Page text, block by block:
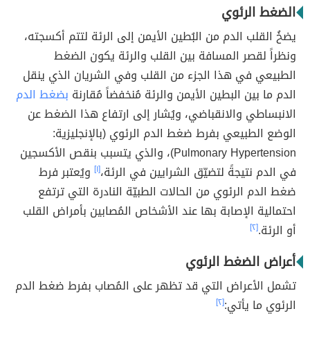
الضغط الرئوي
يضخُ القلب الدم من البُطين الأيمن إلى الرئة لتتم أكسجته،
ونظراً لقصر المسافة بين القلب والرئة يكون الضغط
الطبيعي في هذا الجزء من القلب وفي الشريان الذي ينقل
الدم ما بين البطين الأيمن والرئة مُنخفضاً مُقارنة بضغط الدم
الانبساطي والانقباضي، ويُشار إلى ارتفاع هذا الضغط عن
الوضع الطبيعي بفرط ضغط الدم الرئوي (بالإنجليزية:
Pulmonary Hypertension)، والذي يتسبب بنقص الأكسجين
في الدم نتيجةً لتضيّق الشرايين في الرئة،[١] ويُعتبر فرط
ضغط الدم الرئوي من الحالات الطبيّة النادرة التي ترتفع
احتمالية الإصابة بها عند الأشخاص المُصابين بأمراض القلب
أو الرئة.[٢]
أعراض الضغط الرئوي
تشمل الأعراض التي قد تظهر على المُصاب بفرط ضغط الدم
الرئوي ما يأتي:[٢]